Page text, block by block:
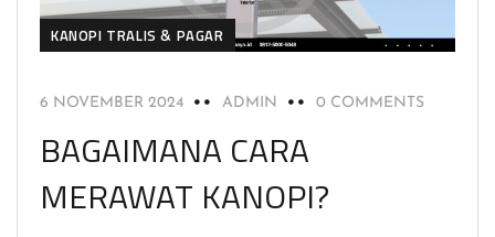
KANOPI TRALIS & PAGAR
6 NOVEMBER 2024 ADMIN 0 COMMENTS
BAGAIMANA CARA
MERAWAT KANOPI?